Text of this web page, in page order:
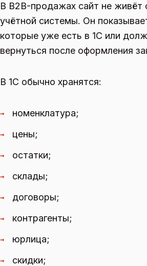
В B2B-продажах сайт не живёт
учётной системы. Он
которые уже есть в 1С или
вернуться после оформления
В 1С обычно хранятся:
→ номенклатура;
→ цены;
→ остатки;
→ склады;
→ договоры;
→ контрагенты;
→ юрлица;
→ скидки;